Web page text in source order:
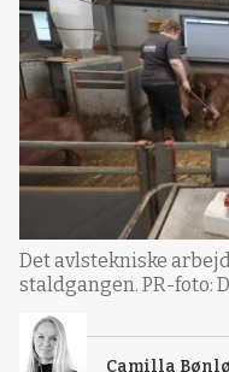
Det avlstekniske
staldgangen. PR-foto:
Camilla